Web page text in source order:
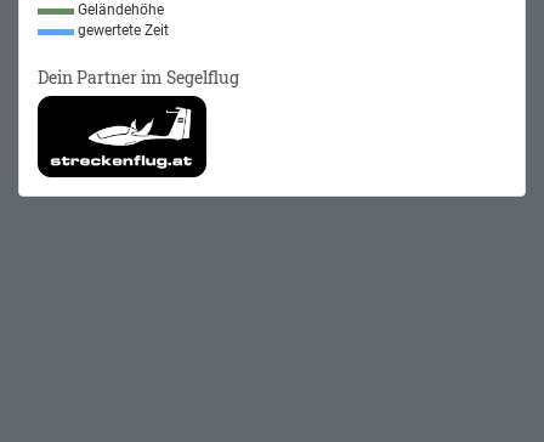
Geländehöhe
gewertete Zeit
Dein Partner im Segelflug